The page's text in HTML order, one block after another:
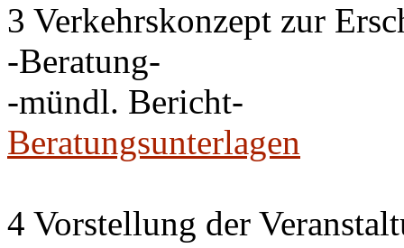
3 Verkehrskonzept zur
-Beratung-
-mündl. Bericht-
Beratungsunterlagen
4 Vorstellung der